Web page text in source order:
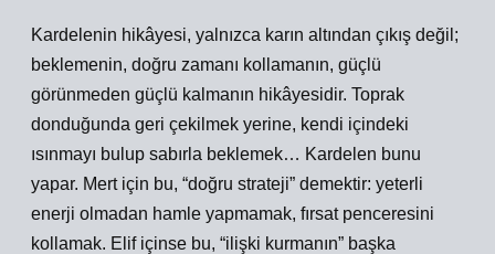
Kardelenin hikâyesi, yalnızca karın altından çıkış değil;
beklemenin, doğru zamanı kollamanın, güçlü
görünmeden güçlü kalmanın hikâyesidir. Toprak
donduğunda geri çekilmek yerine, kendi içindeki
ısınmayı bulup sabırla beklemek… Kardelen bunu
yapar. Mert için bu, “doğru strateji” demektir: yeterli
enerji olmadan hamle yapmamak, fırsat penceresini
kollamak. Elif içinse bu, “ilişki kurmanın” başka